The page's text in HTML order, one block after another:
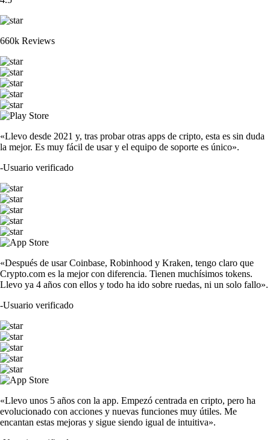
660k Reviews
«Llevo desde 2021 y, tras probar otras apps de cripto, esta es sin duda
la mejor. Es muy fácil de usar y el equipo de soporte es único».
-Usuario verificado
«Después de usar Coinbase, Robinhood y Kraken, tengo claro que
Crypto.com es la mejor con diferencia. Tienen muchísimos tokens.
Llevo ya 4 años con ellos y todo ha ido sobre ruedas, ni un solo fallo».
-Usuario verificado
«Llevo unos 5 años con la app. Empezó centrada en cripto, pero ha
evolucionado con acciones y nuevas funciones muy útiles. Me
encantan estas mejoras y sigue siendo igual de intuitiva».